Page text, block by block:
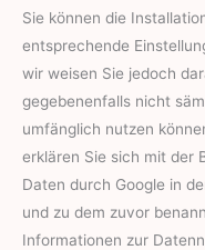
Sie können die
entsprechende
wir weisen Sie jedoch
gegebenenfalls nicht
umfänglich nutzen
erklären Sie sich mit der
Daten durch Google in
und zu dem zuvor
Informationen zur